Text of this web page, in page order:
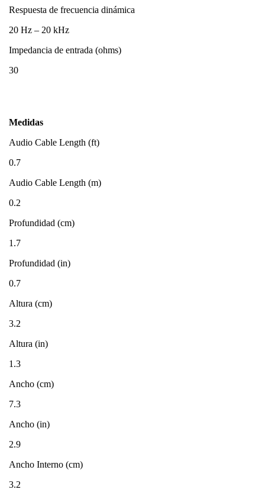
Respuesta de frecuencia dinámica
20 Hz – 20 kHz
Impedancia de entrada (ohms)
30
Medidas
Audio Cable Length (ft)
0.7
Audio Cable Length (m)
0.2
Profundidad (cm)
1.7
Profundidad (in)
0.7
Altura (cm)
3.2
Altura (in)
1.3
Ancho (cm)
7.3
Ancho (in)
2.9
Ancho Interno (cm)
3.2